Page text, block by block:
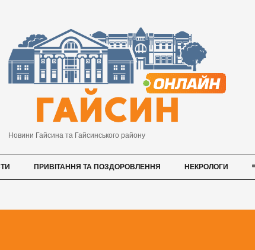
Новини Гайсина та Гайсинського району
ПРИВІТАННЯ ТА ПОЗДОРОВЛЕННЯ НЕКРОЛОГИ